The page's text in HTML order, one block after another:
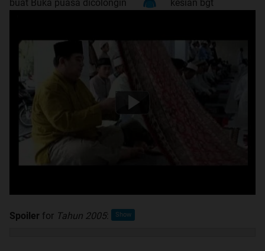
buat Buka puasa dicolongin kesian bgt
Spoiler for Tahun 2005: